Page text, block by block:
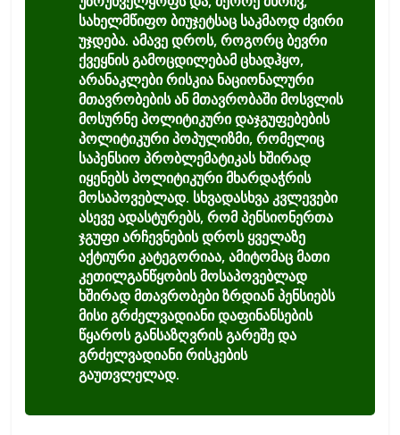
სახელმწიფო ბიუჯეტსაც საკმაოდ ძვირი
უჯდება. ამავე დროს, როგორც ბევრი
ქვეყნის გამოცდილებამ ცხადჰყო,
არანაკლები რისკია ნაციონალური
მთავრობების ან მთავრობაში მოსვლის
მოსურნე პოლიტიკური დაჯგუფებების
პოლიტიკური პოპულიზმი, რომელიც
საპენსიო პრობლემატიკას ხშირად
იყენებს პოლიტიკური მხარდაჭრის
მოსაპოვებლად. სხვადასხვა კვლევები
ასევე ადასტურებს, რომ პენსიონერთა
ჯგუფი არჩევნების დროს ყველაზე
აქტიური კატეგორიაა, ამიტომაც მათი
კეთილგანწყობის მოსაპოვებლად
ხშირად მთავრობები ზრდიან პენსიებს
მისი გრძელვადიანი დაფინანსების
წყაროს განსაზღვრის გარეშე და
გრძელვადიანი რისკების
გაუთვლელად.